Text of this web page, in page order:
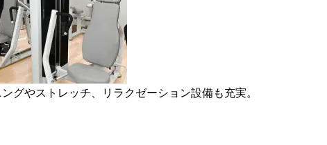
グやストレッチ、リラクゼーション設備も充実。